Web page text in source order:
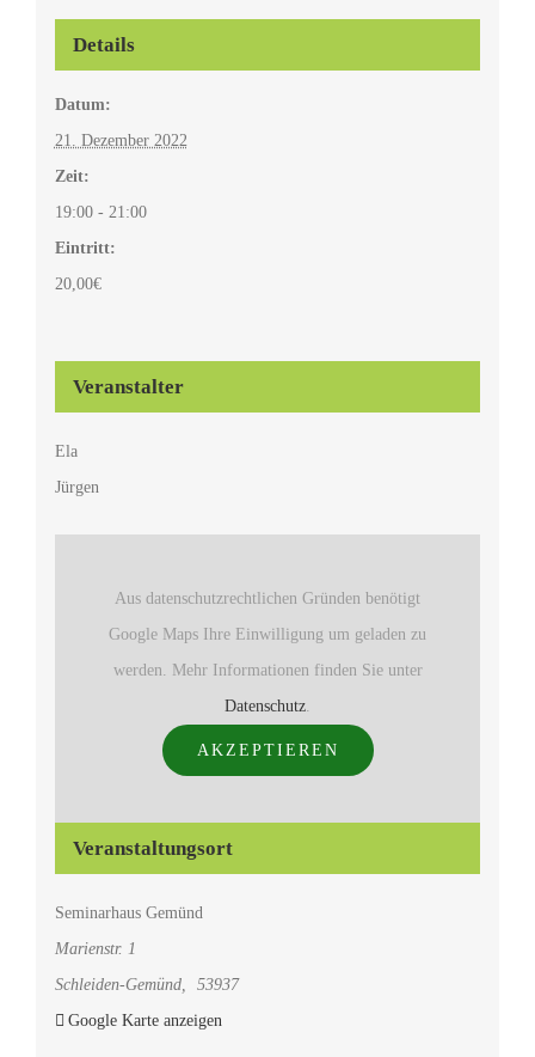
Details
Datum:
21. Dezember 2022
Zeit:
19:00 - 21:00
Eintritt:
20,00€
Veranstalter
Ela
Jürgen
Veranstaltungsort
Seminarhaus Gemünd
Marienstr. 1
Schleiden-Gemünd,
53937
Google Karte anzeigen
Aus datenschutzrechtlichen Gründen benötigt
Google Maps Ihre Einwilligung um geladen zu
werden. Mehr Informationen finden Sie unter
Datenschutz.
AKZEPTIEREN